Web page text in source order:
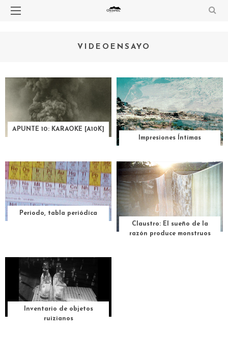
VIDEOENSAYO
APUNTE 10: KARAOKE [A10K]
Impresiones Íntimas
Periodo, tabla periódica
Claustro: El sueño de la
razón produce monstruos
Inventario de objetos
ruizianos